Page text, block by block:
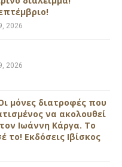
2026
2026
μόνες διατροφές που
να ακολουθεί
Ιωάννη Κάργα. Το
το! Εκδόσεις Ιβίσκος